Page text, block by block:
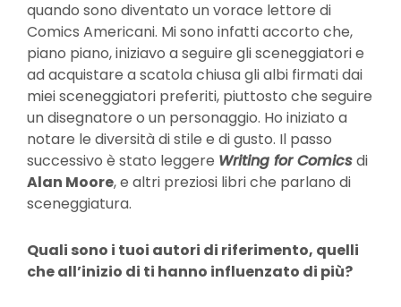
quando sono diventato un vorace lettore di
Comics Americani. Mi sono infatti accorto che,
piano piano, iniziavo a seguire gli sceneggiatori e
ad acquistare a scatola chiusa gli albi firmati dai
miei sceneggiatori preferiti, piuttosto che seguire
un disegnatore o un personaggio. Ho iniziato a
notare le diversità di stile e di gusto. Il passo
successivo è stato leggere Writing for Comicsdi
Alan Moore, e altri preziosi libri che parlano di
sceneggiatura.
Quali sono i tuoi autori di riferimento, quelli
che all’inizio di ti hanno influenzato di più?